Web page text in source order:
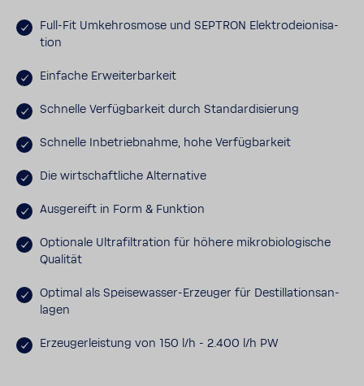
Full-​Fit Umkehr­os­mose und SEPTRON Elek­tro­de­io­ni­sa­
tion
Einfache Erwei­ter­bar­keit
Schnelle Verfüg­bar­keit durch Stan­dar­di­sie­rung
Schnelle Inbe­trieb­nahme, hohe Verfüg­bar­keit
Die wirt­schaft­liche Alter­na­tive
Ausge­reift in Form & Funk­tion
Optio­nale Ultra­fil­tra­tion für höhere mikro­bio­lo­gi­sche
Qualität
Optimal als Speisewasser-​Erzeuger für Destil­la­ti­ons­an­
lagen
Erzeu­ger­leis­tung von 150 l/h - 2.400 l/h PW